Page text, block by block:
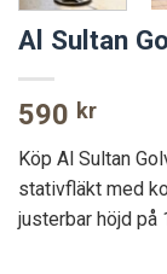
Al Sultan
590 kr
Köp Al Sultan
stativfläkt med
justerbar höjd på